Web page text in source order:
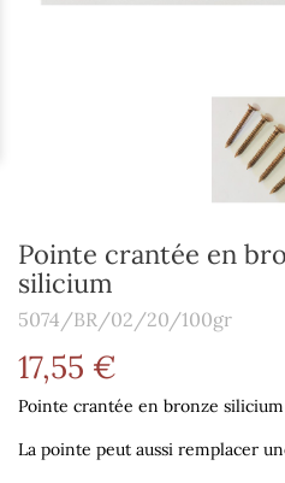
Pointe crantée en
silicium
5074/BR/02/20/100gr
17,55 €
Pointe crantée en bronze
La pointe peut aussi remplacer